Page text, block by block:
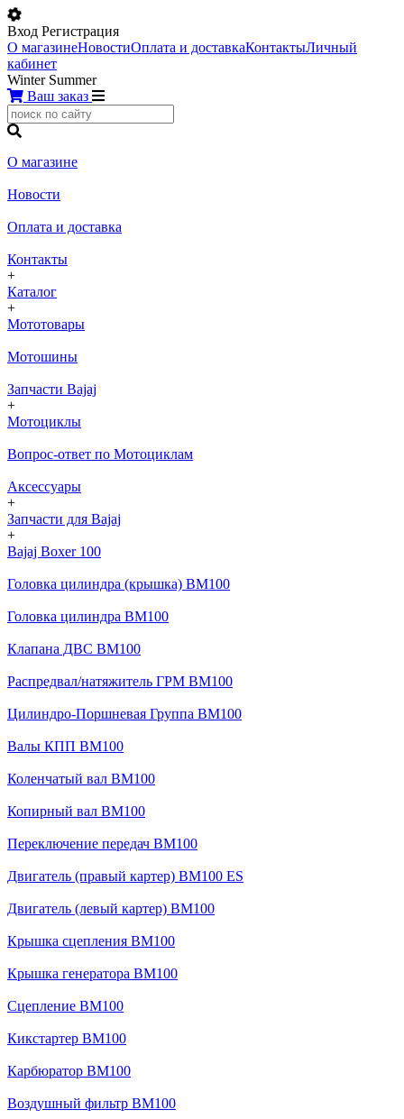
Вход Регистрация
О магазинеНовостиОплата и доставкаКонтактыЛичный
кабинет
Winter Summer
Ваш заказ
О магазине
Новости
Оплата и доставка
Контакты
+
Каталог
+
Мототовары
Мотошины
Запчасти Bajaj
+
Мотоциклы
Вопрос-ответ по Мотоциклам
Аксессуары
+
Запчасти для Bajaj
+
Bajaj Boxer 100
Головка цилиндра (крышка) BM100
Головка цилиндра BM100
Клапана ДВС BM100
Распредвал/натяжитель ГРМ BM100
Цилиндро-Поршневая Группа BM100
Валы КПП BM100
Коленчатый вал BM100
Копирный вал BM100
Переключение передач BM100
Двигатель (правый картер) BM100 ES
Двигатель (левый картер) BM100
Крышка сцепления BM100
Крышка генератора BM100
Сцепление BM100
Кикстартер BM100
Карбюратор BM100
Воздушный фильтр BM100